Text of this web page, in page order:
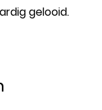
gelooid.